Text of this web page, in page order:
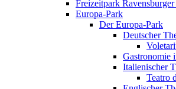
Freizeitpark
Europa-Park
Der Europa-Park
Deutscher
Gastronomie
Italienischer
Teatro